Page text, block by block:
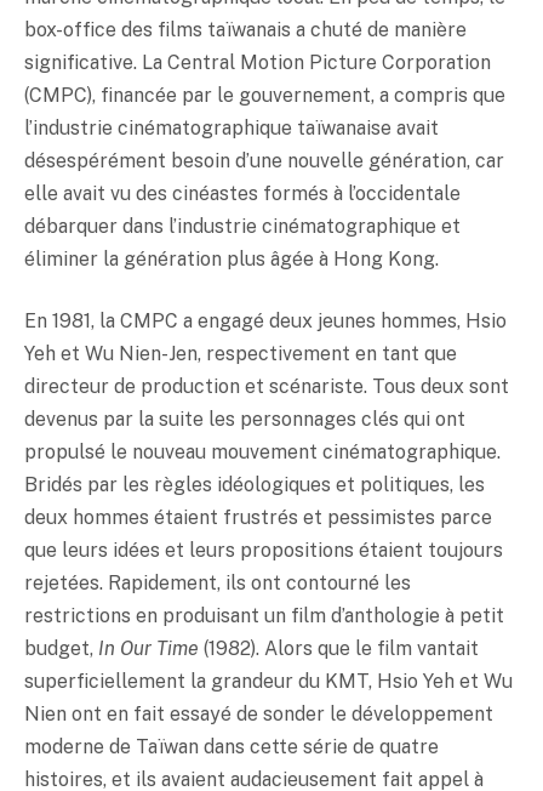
box-office des films taïwanais a chuté de manière
significative. La Central Motion Picture Corporation
(CMPC), financée par le gouvernement, a compris que
l’industrie cinématographique taïwanaise avait
désespérément besoin d’une nouvelle génération, car
elle avait vu des cinéastes formés à l’occidentale
débarquer dans l’industrie cinématographique et
éliminer la génération plus âgée à Hong Kong.
En 1981, la CMPC a engagé deux jeunes hommes, Hsio
Yeh et Wu Nien-Jen, respectivement en tant que
directeur de production et scénariste. Tous deux sont
devenus par la suite les personnages clés qui ont
propulsé le nouveau mouvement cinématographique.
Bridés par les règles idéologiques et politiques, les
deux hommes étaient frustrés et pessimistes parce
que leurs idées et leurs propositions étaient toujours
rejetées. Rapidement, ils ont contourné les
restrictions en produisant un film d’anthologie à petit
budget, In Our Time (1982). Alors que le film vantait
superficiellement la grandeur du KMT, Hsio Yeh et Wu
Nien ont en fait essayé de sonder le développement
moderne de Taïwan dans cette série de quatre
histoires, et ils avaient audacieusement fait appel à